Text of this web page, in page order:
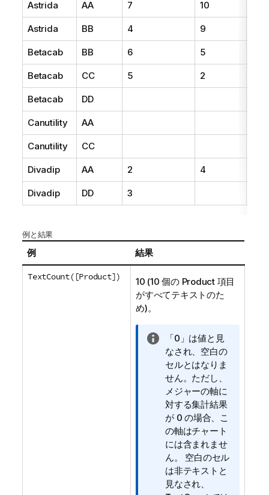
Astrida AA 7 10
Astrida BB 4 9
Betacab BB 6 5
Betacab CC 5 2
Betacab DD
Canutility AA
Canutility CC
Divadip AA 2 4
Divadip DD 3
例と結果
例 結果
TextCount([Product]) 10 (10 個の Product項目
がすべてテキストのた
め)。
情
報
メ
モ
「0」は値と見
なされ、空白の
セルとはなりま
せん。ただし、
メジャーの軸に
対する集計結果
が 0 の場合、こ
の軸はチャート
には含まれませ
ん。 空白のセル
は非テキストと
見なされ、